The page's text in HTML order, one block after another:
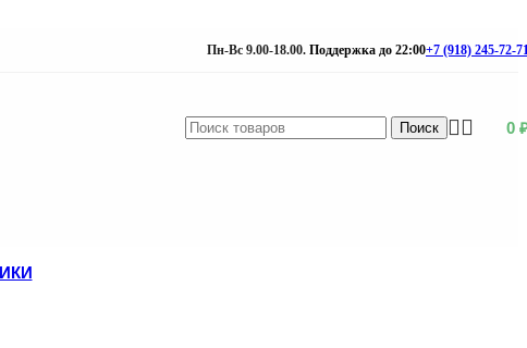
Пн-Вс 9.00-18.00. Поддержка до 22:00+7 (918) 245-72-
Поиск 0